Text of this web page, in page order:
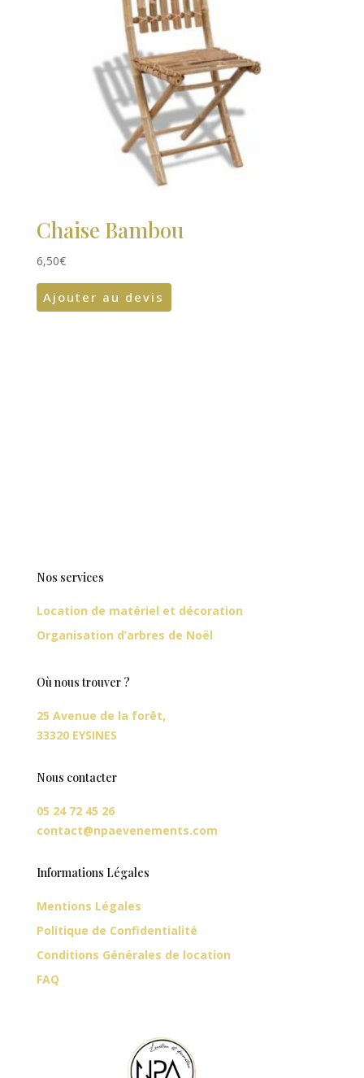
Chaise Bambou
6,50€
Ajouter au devis
Nos services
Location de matériel et décoration
Organisation d’arbres de Noël
Où nous trouver ?
25 Avenue de la forêt,
33320 EYSINES
Nous contacter
05 24 72 45 26
contact@npaevenements.com
Informations Légales
Mentions Légales
Politique de Confidentialité
Conditions Générales de location
FAQ